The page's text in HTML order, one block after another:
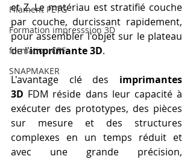
Filament PETG
Formation impresssion 3D
formation CPF
SNAPMAKER
et Z. Le matériau est stratifié couche
par couche, durcissant rapidement,
pour assembler l'objet sur le plateau
de l'imprimante 3D.
L'avantage clé des imprimantes
3D FDM réside dans leur capacité à
exécuter des prototypes, des pièces
sur mesure et des structures
complexes en un temps réduit et
avec une grande précision,